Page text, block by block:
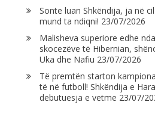
Sonte luan Shkëndija, ja në
mund ta ndiqni! 23/07/2026
Malisheva superiore edhe
skocezëve të Hibernian,
Uka dhe Nafiu 23/07/2026
Të premtën starton
të në futboll! Shkëndija e
debutuesja e vetme 23/07/